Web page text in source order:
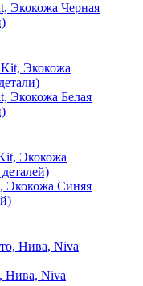
Экокожа Черная
Экокожа Белая
Экокожа Синяя
Нива, Niva